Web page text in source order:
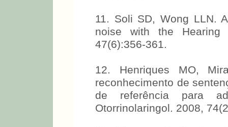
11. Soli SD, Wong LLN.
noise with the
47(6):356-361.
12. Henriques MO,
reconhecimento de
de referência para
Otorrinolaringol. 2008,